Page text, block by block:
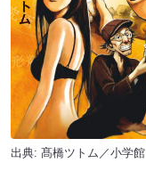
出典: 髙橋ツトム／小学館